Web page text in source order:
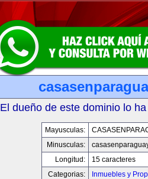
El dueño de este dominio lo
Mayusculas:
Minusculas:
Longitud:
15 caracteres
Categorias:
Inmuebles y